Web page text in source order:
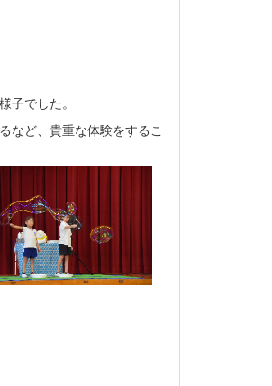
子でした。
など、貴重な体験をするこ